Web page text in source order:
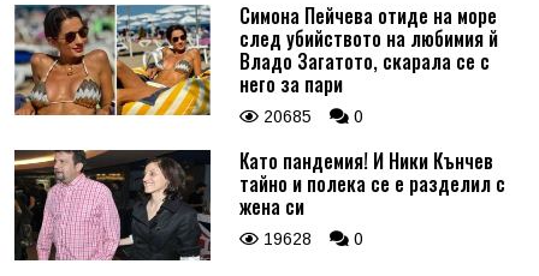
Симона Пейчева отиде на море
след убийството на любимия й
Владо Загатото, скарала се с
него за пари
20685 0
Като пандемия! И Ники Кънчев
тайно и полека се е разделил с
жена си
19628 0